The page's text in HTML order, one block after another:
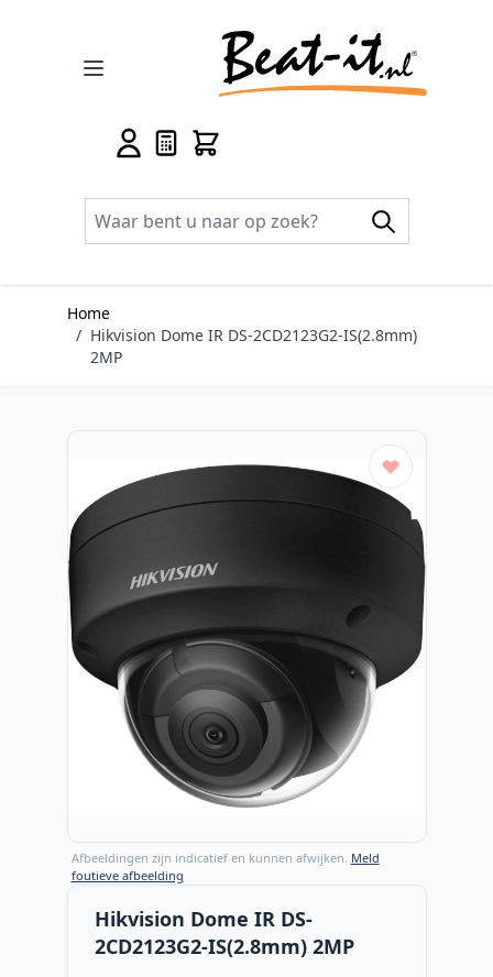
Home
/ Hikvision Dome IR DS-2CD2123G2-IS(2.8mm)
2MP
Afbeeldingen zijn indicatief en kunnen afwijken. Meld
foutieve afbeelding
Hikvision Dome IR DS-
2CD2123G2-IS(2.8mm) 2MP